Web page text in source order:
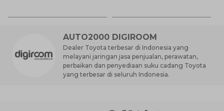
AUTO2000 DIGIROOM
Dealer Toyota terbesar di Indonesia yang
melayani jaringan jasa penjualan, perawatan,
perbaikan dan penyediaan suku cadang Toyota
yang terbesar di seluruh Indonesia.